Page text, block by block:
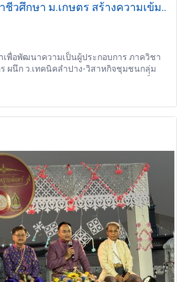
ชีวศึกษา ม.เกษตร สร้างความเข้ม
กกลุ่มเกษตรกรมั่นคง
เพื่อพัฒนาความเป็นผู้ประกอบการ ภาควิชา
ผนึก ว.เทคนิคลำปาง-วิสาหกิจชุมชนกลุ่ม
ยืน